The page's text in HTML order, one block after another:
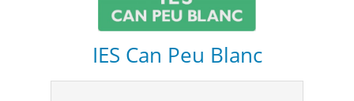
IES Can Peu Blanc